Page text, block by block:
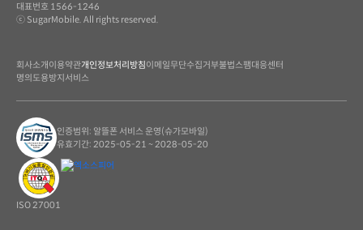
대표번호 1566-1246
ⓒ SugarMobile. All rights reserved.
회사소개 이용약관개인정보처리방침이메일무단수집거부불법스팸대응센터
명의도용방지서비스
인증범위: 알뜰폰 서비스 운영(슈가모바일)
유효기간: 2025-05-21 ~ 2028-05-20
ISO 27001